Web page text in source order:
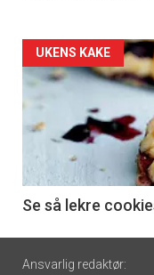
Forsiden
akkurat
nå
6
UKENS KAKE
Se så lekre
Footer
Ansvarlig redaktør: